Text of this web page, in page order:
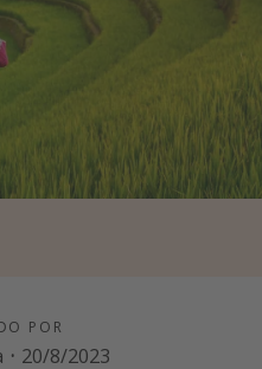
POR
· 20/8/2023